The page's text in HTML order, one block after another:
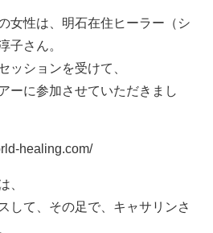
女性は、明石在住ヒーラー（シ
子さん。
ッションを受けて、
ーに参加させていただきまし
healing.com/
、
して、その足で、キャサリンさ